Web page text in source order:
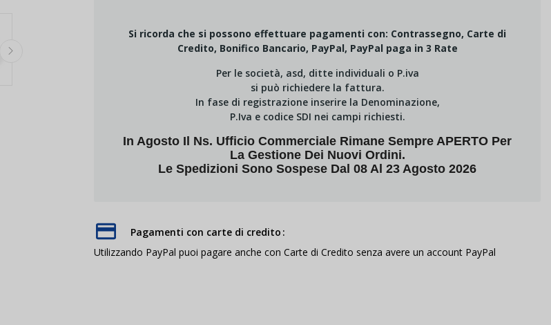
Si ricorda che si possono effettuare pagamenti con: Contrassegno, Carte di
Credito, Bonifico Bancario, PayPal, PayPal paga in 3 Rate
Per le società, asd, ditte individuali o P.iva
si può richiedere la fattura.
In fase di registrazione inserire la Denominazione,
P.Iva e codice SDI nei campi richiesti.
In Agosto Il Ns. Ufficio Commerciale Rimane Sempre APERTO Per
La Gestione Dei Nuovi Ordini.
Le Spedizioni Sono Sospese Dal 08 Al 23 Agosto 2026
Pagamenti con carte di credito
Utilizzando PayPal puoi pagare anche con Carte di Credito senza avere un account PayPal